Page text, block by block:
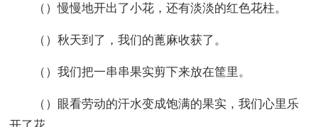
（）慢慢地开出了小花，还有淡淡的红色花柱。
（）秋天到了，我们的蓖麻收获了。
（）我们把一串串果实剪下来放在筐里。
（）眼看劳动的汗水变成饱满的果实，我们心里乐